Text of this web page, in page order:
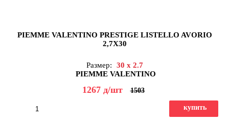
PIEMME VALENTINO PRESTIGE LISTELLO AVORIO
2,7X30
Размер:
30 x 2.7
PIEMME VALENTINO
1267 д/шт 1503
купить